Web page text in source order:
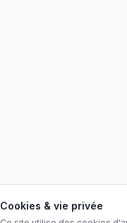
Cookies & vie privée